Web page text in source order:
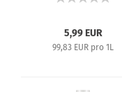
5,99 EUR
99,83 EUR pro 1L